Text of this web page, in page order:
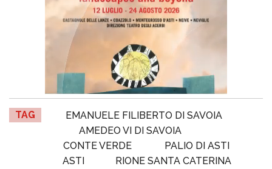
TAG
EMANUELE FILIBERTO DI SAVOIA
AMEDEO VI DI SAVOIA
CONTE VERDE
PALIO DI ASTI
ASTI
RIONE SANTA CATERINA